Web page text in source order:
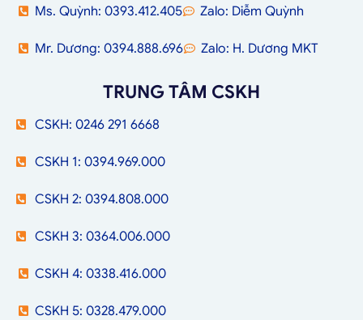
Ms. Quỳnh: 0393.412.405 Zalo: Diễm Quỳnh
Mr. Dương: 0394.888.696 Zalo: H. Dương MKT
TRUNG TÂM CSKH
CSKH: 0246 291 6668
CSKH 1: 0394.969.000
CSKH 2: 0394.808.000
CSKH 3: 0364.006.000
CSKH 4: 0338.416.000
CSKH 5: 0328.479.000